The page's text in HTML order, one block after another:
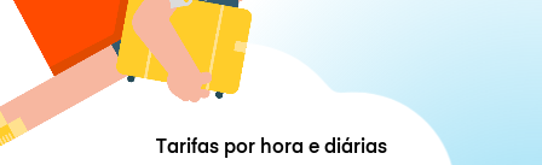
Tarifas por hora e diárias